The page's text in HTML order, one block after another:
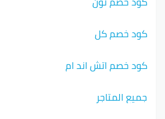
كود خصم كل
كود خصم اتش اند ام
جميع المتاجر